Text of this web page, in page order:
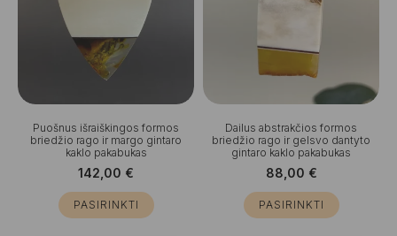
Puošnus išraiškingos formos
briedžio rago ir margo gintaro
kaklo pakabukas
142,00 €
PASIRINKTI
Dailus abstrakčios formos
briedžio rago ir gelsvo dantyto
gintaro kaklo pakabukas
88,00 €
PASIRINKTI